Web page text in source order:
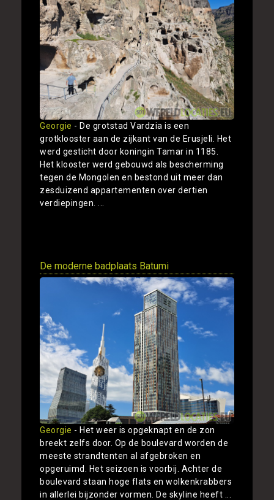
Georgie - De grotstad Vardzia is een
grotklooster aan de zijkant van de Erusjeli. Het
werd gesticht door koningin Tamar in 1185.
Het klooster werd gebouwd als bescherming
tegen de Mongolen en bestond uit meer dan
zesduizend appartementen over dertien
verdiepingen. ...
De moderne badplaats Batumi
Georgie - Het weer is opgeknapt en de zon
breekt zelfs door. Op de boulevard worden de
meeste strandtenten al afgebroken en
opgeruimd. Het seizoen is voorbij. Achter de
boulevard staan hoge flats en wolkenkrabbers
in allerlei bijzonder vormen. De skyline heeft ...